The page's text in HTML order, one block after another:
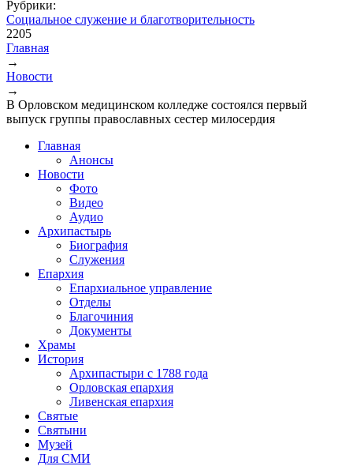
Рубрики:
Социальное служение и благотворительность
2205
Вы здесь
Главная
→
Новости
→
В Орловском медицинском колледже состоялся первый
выпуск группы православных сестер милосердия
Главная
Анонсы
Новости
Фото
Видео
Аудио
Архипастырь
Биография
Служения
Епархия
Епархиальное управление
Отделы
Благочиния
Документы
Храмы
История
Архипастыри с 1788 года
Орловская епархия
Ливенская епархия
Святые
Святыни
Музей
Для СМИ